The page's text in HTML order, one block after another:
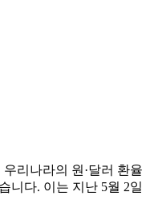
리나라의 원·달러 환율
니다. 이는 지난 5월 2일